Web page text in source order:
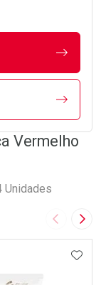
Vermelho
Unidades
Imagem
FAVORITOS